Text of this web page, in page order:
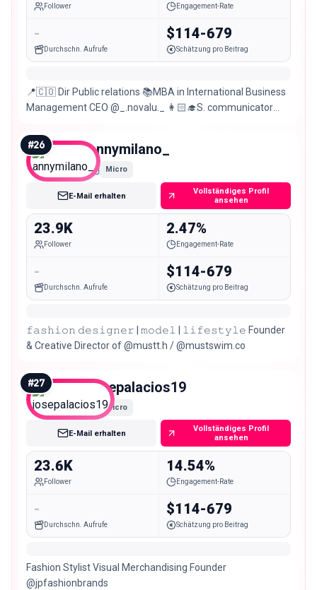
Follower Engagement-Rate
-
Durchschn. Aufrufe
$114-679
Schätzung pro Beitrag
📍🇨🇴 Dir Public relations 📚MBA in International Business
Management CEO @_.novalu._ 👩🏻‍🎓S. communicator
#26 annymilano_
Micro
E-Mail erhalten
Vollständiges Profil
ansehen
23.9K
Follower
2.47%
Engagement-Rate
-
Durchschn. Aufrufe
$114-679
Schätzung pro Beitrag
𝚏𝚊𝚜𝚑𝚒𝚘𝚗 𝚍𝚎𝚜𝚒𝚐𝚗𝚎𝚛 | 𝚖𝚘𝚍𝚎𝚕 | 𝚕𝚒𝚏𝚎𝚜𝚝𝚢𝚕𝚎 Founder
& Creative Director of @mustt.h / @mustswim.co
#27 josepalacios19
Micro
E-Mail erhalten
Vollständiges Profil
ansehen
23.6K
Follower
14.54%
Engagement-Rate
-
Durchschn. Aufrufe
$114-679
Schätzung pro Beitrag
Fashion Stylist Visual Merchandising Founder
@jpfashionbrands